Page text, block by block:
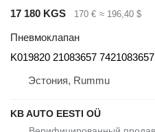
17 180 KGS 170 € ≈ 196,40 $
Пневмоклапан
K019820 21083657 7421083657
Эстония, Rummu
KB AUTO EESTI OÜ